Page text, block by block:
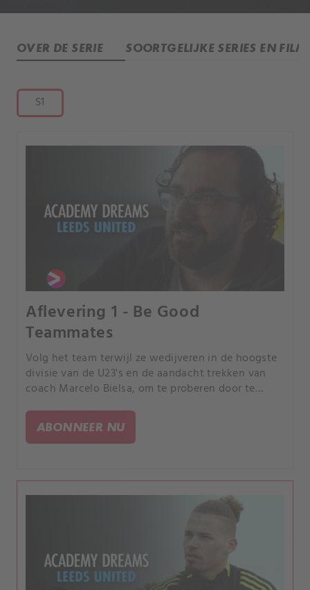
OVER DE SERIE SOORTGELIJKE SERIES EN
S1
Aflevering 1 - Be Good
Teammates
Volg het team terwijl ze wedijveren in de hoogste
divisie van de U23's en de aandacht trekken van
coach Marcelo Bielsa, om te proberen door te
in de Premier League.
ABONNEER NU